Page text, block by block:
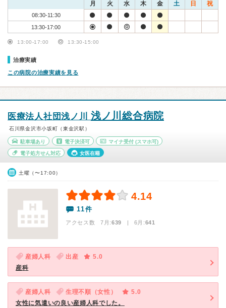
月 火 水 木 金 土 日 祝
08:30-11:30
13:30-17:00
13:00-17:00 13:30-15:00
治療実績
この病院の治療実績を見る
医療法人社団浅ノ川 浅ノ川総合病院
石川県金沢市小坂町（東金沢駅）
駐車場あり 電子決済可 マイナ受付 (スマホ可)
電子処方せん対応 女医在籍
土曜（〜17:00）
4.14
11件
アクセス数 7月:639 | 6月:641
産婦人科 出産
5.0
産科
産婦人科 生理不順（女性）
5.0
女性に気遣いの良い産婦人科でした。